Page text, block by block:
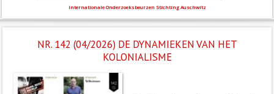
Internationale Onderzoeksbeurzen Stichting Auschwitz
NR. 142 (04/2026) DE DYNAMIEKEN VAN HET
KOLONIALISME